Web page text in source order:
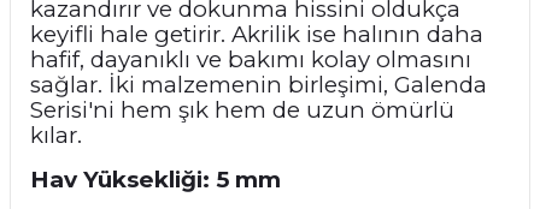
kazandırır ve dokunma hissini oldukça
keyifli hale getirir. Akrilik ise halının daha
hafif, dayanıklı ve bakımı kolay olmasını
sağlar. İki malzemenin birleşimi, Galenda
Serisi'ni hem şık hem de uzun ömürlü
kılar.
Hav Yüksekliği: 5 mm